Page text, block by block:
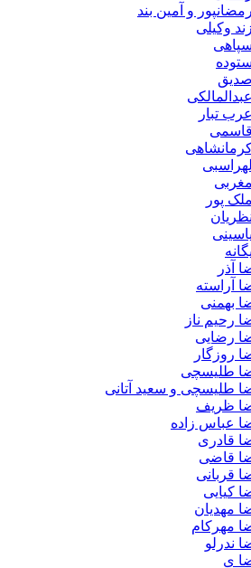
آمین بند
و سعید آتانی